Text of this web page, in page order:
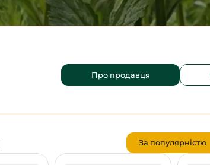
Про продавця
За популярністю